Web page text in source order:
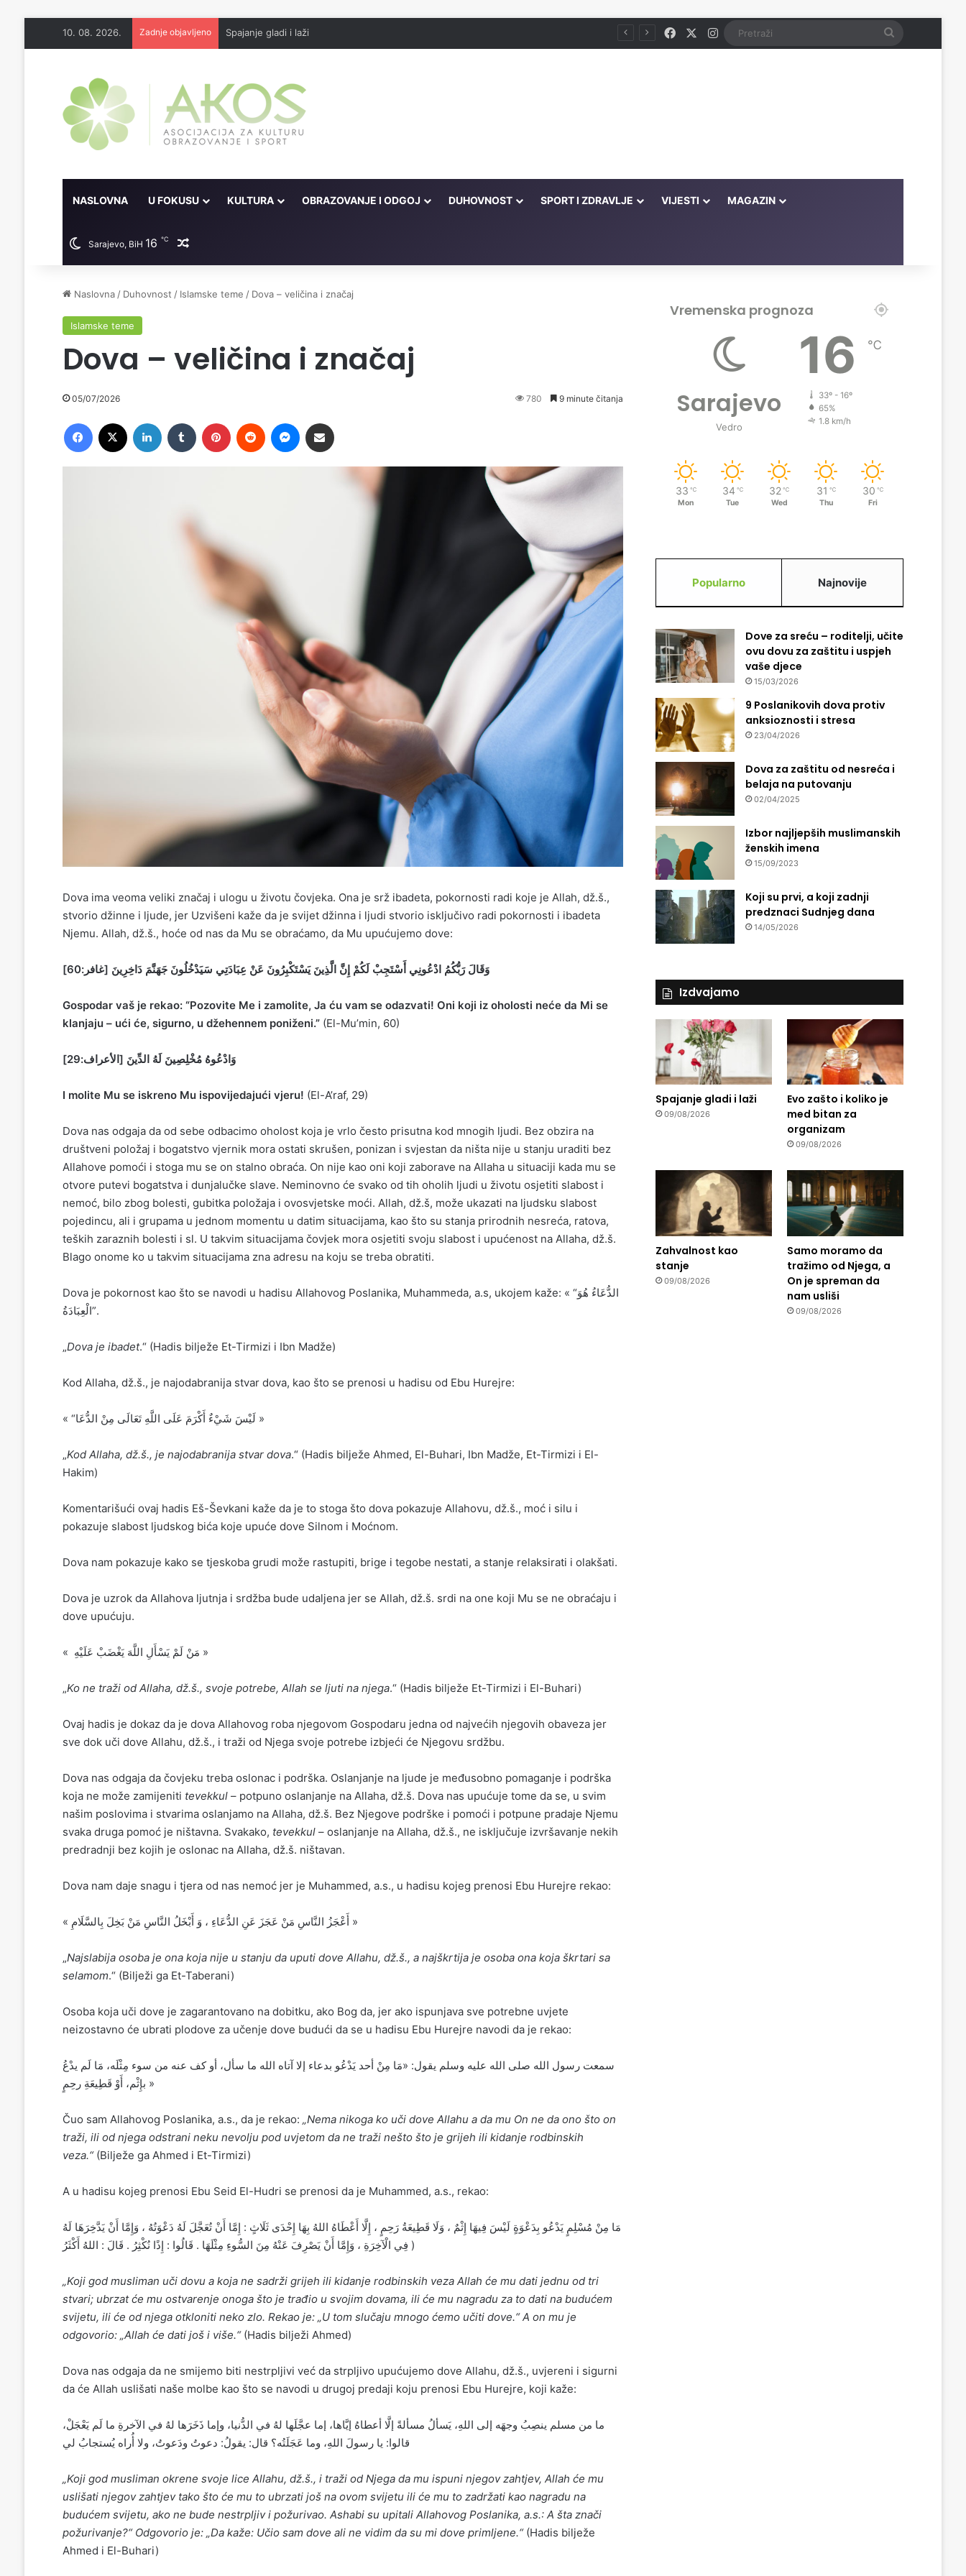
10. 08. 2026. Zadnje objavljeno Spajanje gladi i laži FacebookInstagram Pretraži
NASLOVNA U FOKUSU KULTURA OBRAZOVANJE I ODGOJ DUHOVNOST SPORT I ZDRAVLJE VIJESTI MAGAZIN
Sarajevo, BiH 16 ℃ Random članak
Naslovna / Duhovnost / Islamske teme / Dova – veličina i značaj
Islamske teme
Dova – veličina i značaj
05/07/2026 780 9 minute čitanja
Dova ima veoma veliki značaj i ulogu u životu čovjeka. Ona je srž ibadeta, pokornosti radi koje je Allah, dž.š.,
stvorio džinne i ljude, jer Uzvišeni kaže da je svijet džinna i ljudi stvorio isključivo radi pokornosti i ibadeta
Njemu. Allah, dž.š., hoće od nas da Mu se obraćamo, da Mu upućujemo dove:
وَقَالَ رَبُّكُمُ ادْعُونِي أَسْتَجِبْ لَكُمْ إِنَّ الَّذِينَ يَسْتَكْبِرُونَ عَنْ عِبَادَتِي سَيَدْخُلُونَ جَهَنَّمَ دَاخِرِينَ [غافر:60]
Gospodar vaš je rekao: “Pozovite Me i zamolite, Ja ću vam se odazvati! Oni koji iz oholosti neće da Mi se
klanjaju – ući će, sigurno, u džehennem poniženi.” (El-Mu’min, 60)
وَادْعُوهُ مُخْلِصِينَ لَهُ الدِّينَ [الأعراف:29]
I molite Mu se iskreno Mu ispovijedajući vjeru! (El-A’raf, 29)
Dova nas odgaja da od sebe odbacimo oholost koja je vrlo često prisutna kod mnogih ljudi. Bez obzira na
društveni položaj i bogatstvo vjernik mora ostati skrušen, ponizan i svjestan da ništa nije u stanju uraditi bez
Allahove pomoći i stoga mu se on stalno obraća. On nije kao oni koji zaborave na Allaha u situaciji kada mu se
otvore putevi bogatstva i dunjalučke slave. Neminovno će svako od tih oholih ljudi u životu osjetiti slabost i
nemoć, bilo zbog bolesti, gubitka položaja i ovosvjetske moći. Allah, dž.š, može ukazati na ljudsku slabost
pojedincu, ali i grupama u jednom momentu u datim situacijama, kao što su stanja prirodnih nesreća, ratova,
teških zaraznih bolesti i sl. U takvim situacijama čovjek mora osjetiti svoju slabost i upućenost na Allaha, dž.š.
Blago onome ko u takvim situacijama zna adresu na koju se treba obratiti.
Dova je pokornost kao što se navodi u hadisu Allahovog Poslanika, Muhammeda, a.s, ukojem kaže: « “الدُّعَاءُ هُوَ
الْعِبَادَةُ”.
„Dova je ibadet.“ (Hadis bilježe Et-Tirmizi i Ibn Madže)
Kod Allaha, dž.š., je najodabranija stvar dova, kao što se prenosi u hadisu od Ebu Hurejre:
« “لَيْسَ شَيْءٌ أَكْرَمَ عَلَى اللَّهِ تَعَالَى مِنْ الدُّعَا »
„Kod Allaha, dž.š., je najodabranija stvar dova.“ (Hadis bilježe Ahmed, El-Buhari, Ibn Madže, Et-Tirmizi i El-
Hakim)
Komentarišući ovaj hadis Eš-Ševkani kaže da je to stoga što dova pokazuje Allahovu, dž.š., moć i silu i
pokazuje slabost ljudskog bića koje upuće dove Silnom i Moćnom.
Dova nam pokazuje kako se tjeskoba grudi može rastupiti, brige i tegobe nestati, a stanje relaksirati i olakšati.
Dova je uzrok da Allahova ljutnja i srdžba bude udaljena jer se Allah, dž.š. srdi na one koji Mu se ne obraćaju i
dove upućuju.
« مَنْ لَمْ يَسْأَلِ اللَّهَ يَغْضَبْ عَلَيْهِ ‏ »
„Ko ne traži od Allaha, dž.š., svoje potrebe, Allah se ljuti na njega.“ (Hadis bilježe Et-Tirmizi i El-Buhari)
Ovaj hadis je dokaz da je dova Allahovog roba njegovom Gospodaru jedna od najvećih njegovih obaveza jer
sve dok uči dove Allahu, dž.š., i traži od Njega svoje potrebe izbjeći će Njegovu srdžbu.
Dova nas odgaja da čovjeku treba oslonac i podrška. Oslanjanje na ljude je međusobno pomaganje i podrška
koja ne može zamijeniti tevekkul – potpuno oslanjanje na Allaha, dž.š. Dova nas upućuje tome da se, u svim
našim poslovima i stvarima oslanjamo na Allaha, dž.š. Bez Njegove podrške i pomoći i potpune pradaje Njemu
svaka druga pomoć je ništavna. Svakako, tevekkul – oslanjanje na Allaha, dž.š., ne isključuje izvršavanje nekih
predradnji bez kojih je oslonac na Allaha, dž.š. ništavan.
Dova nam daje snagu i tjera od nas nemoć jer je Muhammed, a.s., u hadisu kojeg prenosi Ebu Hurejre rekao:
« أَعْجَزُ النَّاسِ مَنْ عَجَزَ عَنِ الدُّعَاءِ ، وَ أَبْخَلُ النَّاسِ مَنْ بَخِلَ بِالسَّلَامِ »
„Najslabija osoba je ona koja nije u stanju da uputi dove Allahu, dž.š., a najškrtija je osoba ona koja škrtari sa
selamom.“ (Bilježi ga Et-Taberani)
Osoba koja uči dove je zagarantovano na dobitku, ako Bog da, jer ako ispunjava sve potrebne uvjete
neizostavno će ubrati plodove za učenje dove budući da se u hadisu Ebu Hurejre navodi da je rekao:
سمعت رسول الله صلى الله عليه وسلم يقول: «مَا مِنْ أحد يَدْعُو بدعاء إلا آتاه الله ما سأل، أو كف عنه من سوء مِثْلَه، مَا لَم يدْعُ
بإِثْم، أَوْ قَطِيعَةِ رحِمٍ »
Čuo sam Allahovog Poslanika, a.s., da je rekao: „Nema nikoga ko uči dove Allahu a da mu On ne da ono što on
traži, ili od njega odstrani neku nevolju pod uvjetom da ne traži nešto što je grijeh ili kidanje rodbinskih
veza.“(Bilježe ga Ahmed i Et-Tirmizi)
A u hadisu kojeg prenosi Ebu Seid El-Hudri se prenosi da je Muhammed, a.s., rekao:
مَا مِنْ مُسْلِمٍ يَدْعُو بِدَعْوَةٍ لَيْسَ فِيهَا إِثْمٌ ، وَلَا قَطِيعَةُ رَحِمٍ ، إِلَّا أَعْطَاهُ اللهُ بِهَا إِحْدَى ثَلَاثٍ : إِمَّا أَنْ تُعَجَّلَ لَهُ دَعْوَتُهُ ، وَإِمَّا أَنْ يَدَّخِرَهَا لَهُ
فِي الْآخِرَةِ ، وَإِمَّا أَنْ يَصْرِفَ عَنْهُ مِنَ السُّوءِ مِثْلَهَا . قَالُوا : إِذًا نُكْثِرُ . قَالَ : اللهُ أَكْثَرُ )
„Koji god musliman uči dovu a koja ne sadrži grijeh ili kidanje rodbinskih veza Allah će mu dati jednu od tri
stvari; ubrzat će mu ostvarenje onoga što je trađio u svojim dovama, ili će mu nagradu za to dati na budućem
svijetu, ili će od njega otkloniti neko zlo. Rekao je: „U tom slučaju mnogo ćemo učiti dove.“ A on mu je
odgovorio: „Allah će dati još i više.“(Hadis bilježi Ahmed)
Dova nas odgaja da ne smijemo biti nestrpljivi već da strpljivo upućujemo dove Allahu, dž.š., uvjereni i sigurni
da će Allah uslišati naše molbe kao što se navodi u drugoj predaji koju prenosi Ebu Hurejre, koji kaže:
ما من مسلم ينصِبُ وجهَه إلى اللهِ، يَسألُ مسألةً إلَّا أعطاهُ إيَّاها، إما عجَّلَها لهُ في الدُّنيا، وإما ذَخَرَها لهُ في الآخرةِ ما لَم يَعْجَلْ،
قالوا: يا رسولَ اللهِ، وما عَجَلَتُه؟ قال: يقولُ: دعوتُ ودَعوتُ، ولا أُراه يُستجابُ لي
„Koji god musliman okrene svoje lice Allahu, dž.š., i traži od Njega da mu ispuni njegov zahtjev, Allah će mu
uslišati njegov zahtjev tako što će mu to ubrzati još na ovom svijetu ili će mu to zadržati kao nagradu na
budućem svijetu, ako ne bude nestrpljiv i požurivao. Ashabi su upitali Allahovog Poslanika, a.s.: A šta znači
požurivanje?“ Odgovorio je: „Da kaže: Učio sam dove ali ne vidim da su mi dove primljene.“(Hadis bilježe
Ahmed i El-Buhari)
Vremenska prognoza
Sarajevo
Vedro
16 ℃
33º - 16º
65%
1.8 km/h
33 ℃
Mon
34 ℃
Tue
32 ℃
Wed
31 ℃
Thu
30 ℃
Fri
Popularno Najnovije
Dove za sreću – roditelji, učite
ovu dovu za zaštitu i uspjeh
vaše djece
15/03/2026
9 Poslanikovih dova protiv
anksioznosti i stresa
23/04/2026
Dova za zaštitu od nesreća i
belaja na putovanju
02/04/2025
Izbor najljepših muslimanskih
ženskih imena
15/09/2023
Koji su prvi, a koji zadnji
predznaci Sudnjeg dana
14/05/2026
Izdvajamo
Spajanje gladi i laži
09/08/2026
Evo zašto i koliko je
med bitan za
organizam
09/08/2026
Zahvalnost kao
stanje
09/08/2026
Samo moramo da
tražimo od Njega, a
On je spreman da
nam usliši
09/08/2026